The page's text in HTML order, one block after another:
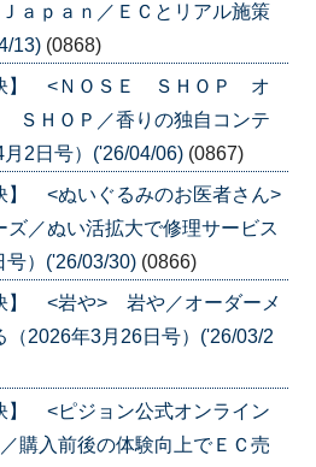
ｐａｎ／ＥＣとリアル施策
13) (0868)
訣】 <ＮＯＳＥ ＳＨＯＰ オ
ＨＯＰ／香りの独自コンテ
2日号）('26/04/06) (0867)
】 <ぬいぐるみのお医者さん>
／ぬい活拡大で修理サービス
号）('26/03/30) (0866)
】 <岩や> 岩や／オーダーメ
（2026年3月26日号）('26/03/2
】 <ピジョン公式オンライン
購入前後の体験向上でＥＣ売